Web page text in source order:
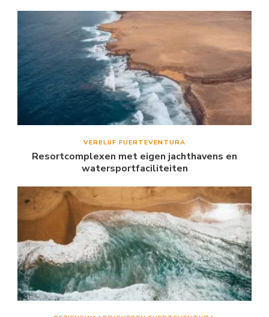
VERBLIJF FUERTEVENTURA
Resortcomplexen met eigen jachthavens en
watersportfaciliteiten